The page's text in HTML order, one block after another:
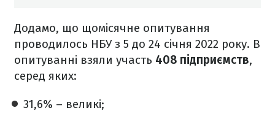
Додамо, що щомісячне опитування
проводилось НБУ з 5 до 24 січня 2022 року. В
опитуванні взяли участь 408 підприємств,
серед яких:
31,6% – великі;